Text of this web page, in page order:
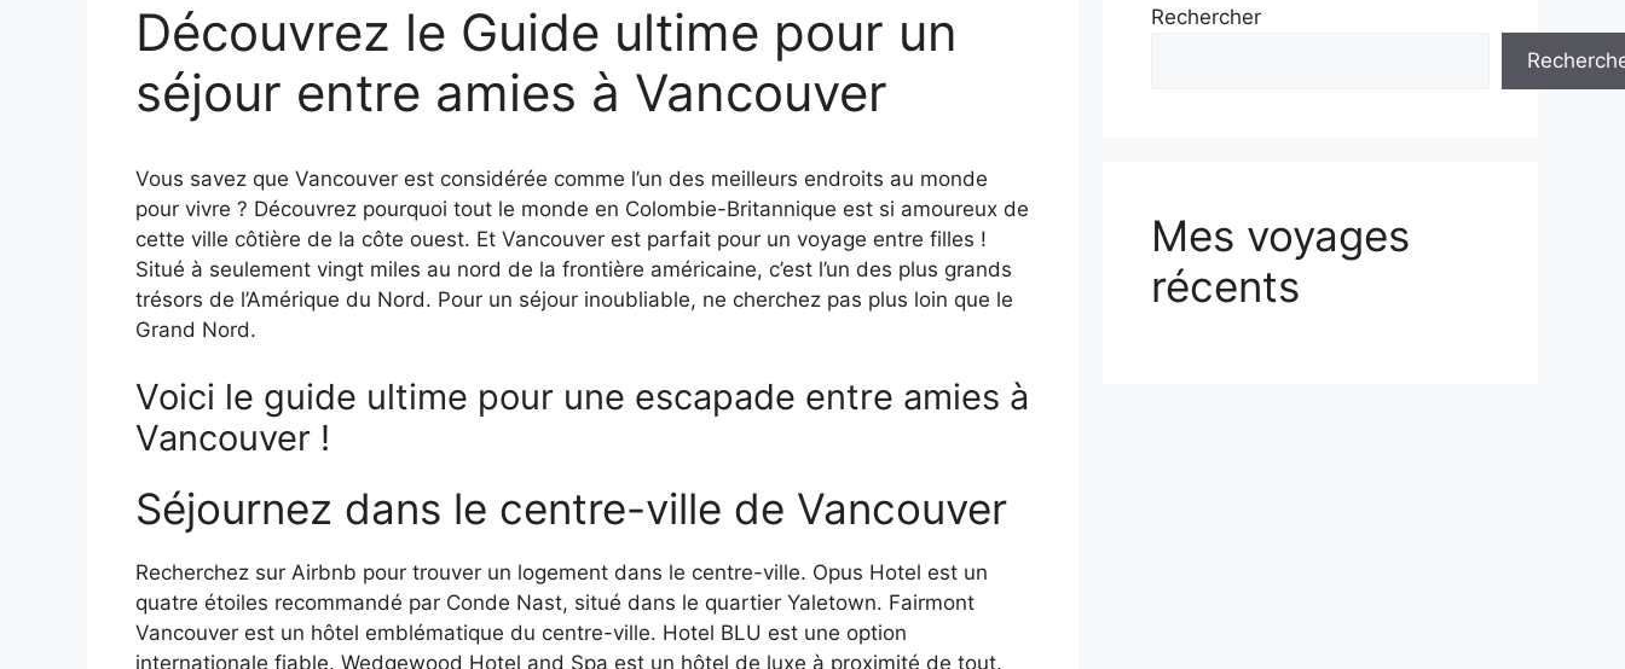
Découvrez le Guide ultime pour un
séjour entre amies à Vancouver
Vous savez que Vancouver est considérée comme l’un des meilleurs endroits au monde
pour vivre ? Découvrez pourquoi tout le monde en Colombie-Britannique est si amoureux de
cette ville côtière de la côte ouest. Et Vancouver est parfait pour un voyage entre filles !
Situé à seulement vingt miles au nord de la frontière américaine, c’est l’un des plus grands
trésors de l’Amérique du Nord. Pour un séjour inoubliable, ne cherchez pas plus loin que le
Grand Nord.
Voici le guide ultime pour une escapade entre amies à
Vancouver !
Séjournez dans le centre-ville de Vancouver
Recherchez sur Airbnb pour trouver un logement dans le centre-ville. Opus Hotel est un
quatre étoiles recommandé par Conde Nast, situé dans le quartier Yaletown. Fairmont
Vancouver est un hôtel emblématique du centre-ville. Hotel BLU est une option
internationale fiable. Wedgewood Hotel and Spa est un hôtel de luxe à proximité de tout.
Rechercher
Mes voyages
récents